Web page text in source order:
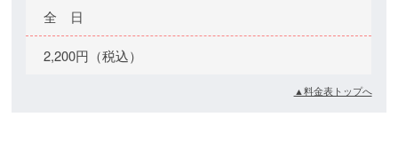
全 日
2,200円（税込）
▲料金表トップへ